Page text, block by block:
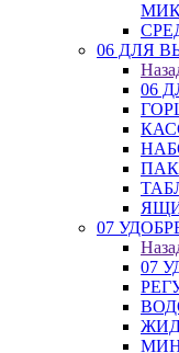
06 ДЛЯ
06
07
07